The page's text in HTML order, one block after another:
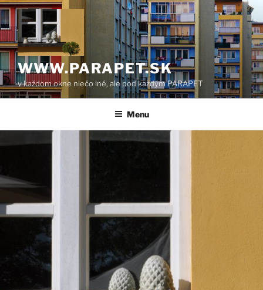
Prejsť
na
obsah
WWW.PARAPET.SK
v každom okne niečo iné, ale pod každým PARAPET
Menu